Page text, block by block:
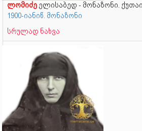
ლომიძე ელისაბედ - მონაზონი.
1900-იანიწ. მონაზონი
სრულად ნახვა